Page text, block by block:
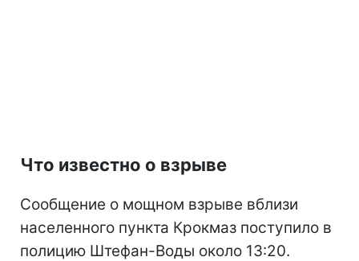
Что известно о взрыве
Сообщение о мощном взрыве вблизи
населенного пункта Крокмаз поступило в
полицию Штефан-Воды около 13:20.